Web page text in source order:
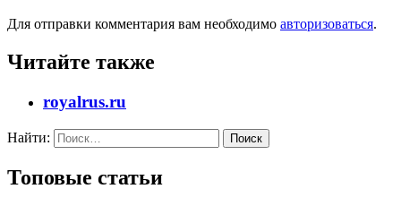
Для отправки комментария вам необходимо авторизоваться.
Читайте также
royalrus.ru
Найти:
Топовые статьи